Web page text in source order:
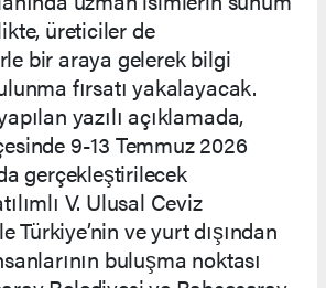
üreticiler de
bir araya gelerek bilgi
fırsatı yakalayacak.
yazılı açıklamada,
9-13 Temmuz 2026
gerçekleştirilecek
V. Ulusal Ceviz
Türkiye’nin ve yurt dışından
buluşma noktası